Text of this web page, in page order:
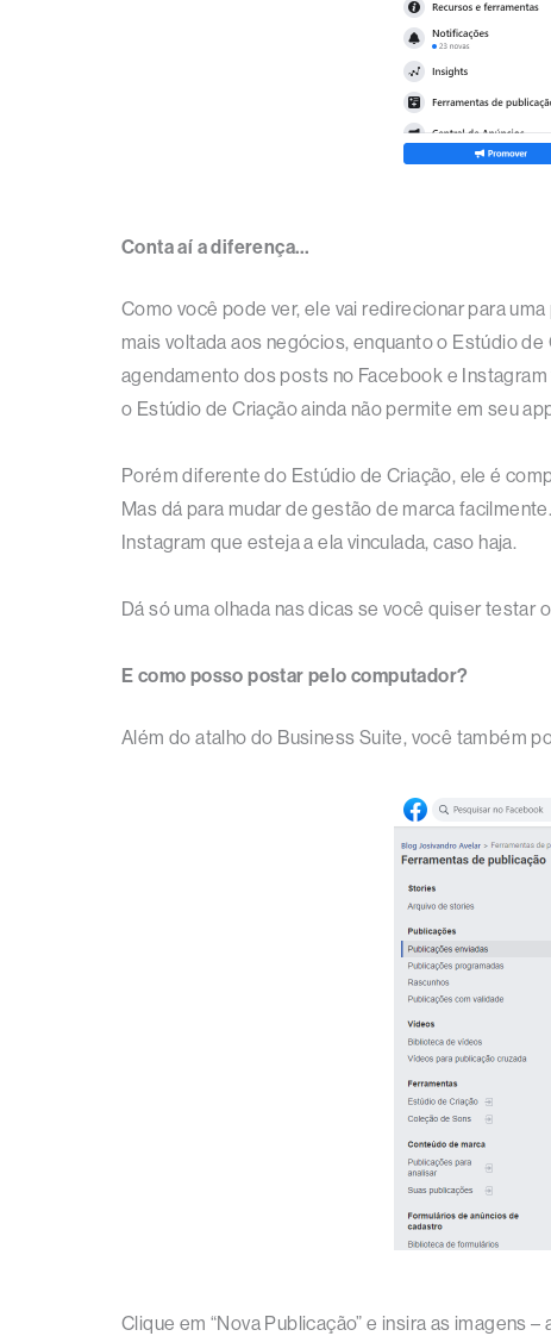
Conta aí a diferença…
Como você pode ver, ele vai redirecionar para
mais voltada aos negócios, enquanto o Estúdio
agendamento dos posts no Facebook e
o Estúdio de Criação ainda não permite em seu
Porém diferente do Estúdio de Criação, ele é
Mas dá para mudar de gestão de marca
Instagram que esteja a ela vinculada, caso haja.
Dá só uma olhada nas dicas se você quiser
E como posso postar pelo computador?
Além do atalho do Business Suite, você também
Clique em “Nova Publicação” e insira as imagens